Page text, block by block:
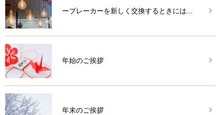
ーブレーカーを新しく交換するときには...
年始のご挨拶
年末のご挨拶